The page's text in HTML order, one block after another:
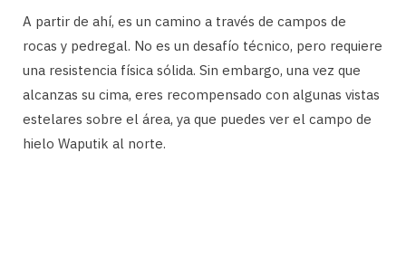
A partir de ahí, es un camino a través de campos de
rocas y pedregal. No es un desafío técnico, pero requiere
una resistencia física sólida. Sin embargo, una vez que
alcanzas su cima, eres recompensado con algunas vistas
estelares sobre el área, ya que puedes ver el campo de
hielo Waputik al norte.